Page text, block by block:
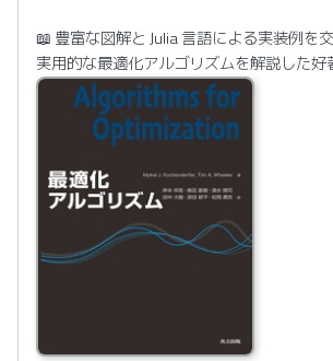
📖 豊富な図解と Julia 言語による実装例を
実用的な最適化アルゴリズムを解説した好